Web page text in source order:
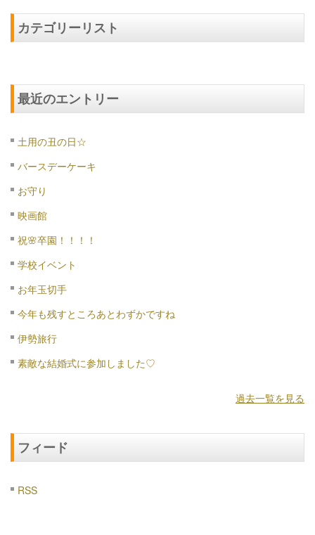
カテゴリーリスト
最近のエントリー
土用の丑の日☆
バースデーケーキ
お守り
映画館
祝🌸卒園！！！！
学校イベント
お年玉切手
今年も残すところあとわずかですね
伊勢旅行
素敵な結婚式に参加しました♡
過去一覧を見る
フィード
RSS